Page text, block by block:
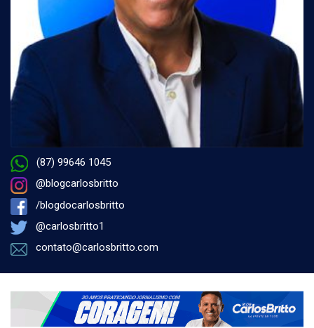
(87) 99646 1045
@blogcarlosbritto
/blogdocarlosbritto
@carlosbritto1
contato@carlosbritto.com